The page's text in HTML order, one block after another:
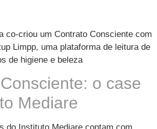
co-criou um Contrato Consciente com
Limpp, uma plataforma de leitura de
de higiene e beleza
o case
Mediare